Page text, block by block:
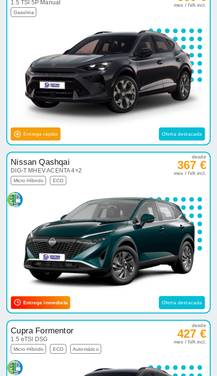
1.5 TSI 5P Manual
Gasolina
mes / IVA incl.
Entrega rápida Oferta destacada
Nissan Qashqai
DIG-T MHEV ACENTA 4×2
Micro-Híbrido ECO
desde
367 €
mes / IVA incl.
Entrega inmediata Oferta destacada
Cupra Formentor
1.5 eTSI DSG
Micro-Híbrido ECO Automático
desde
427 €
mes / IVA incl.